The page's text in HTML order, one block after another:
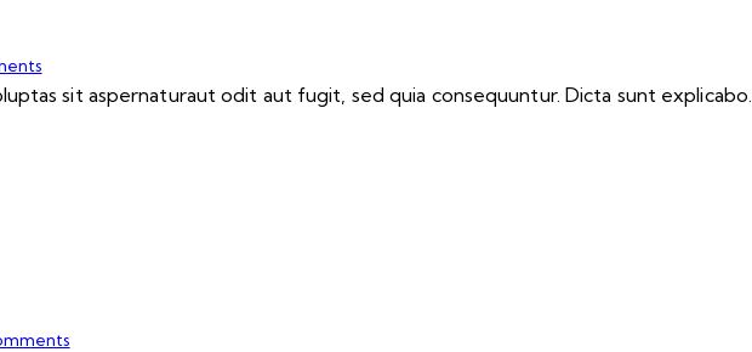
sit aspernaturaut odit aut fugit, sed quia consequuntur. Dicta sunt explicabo.